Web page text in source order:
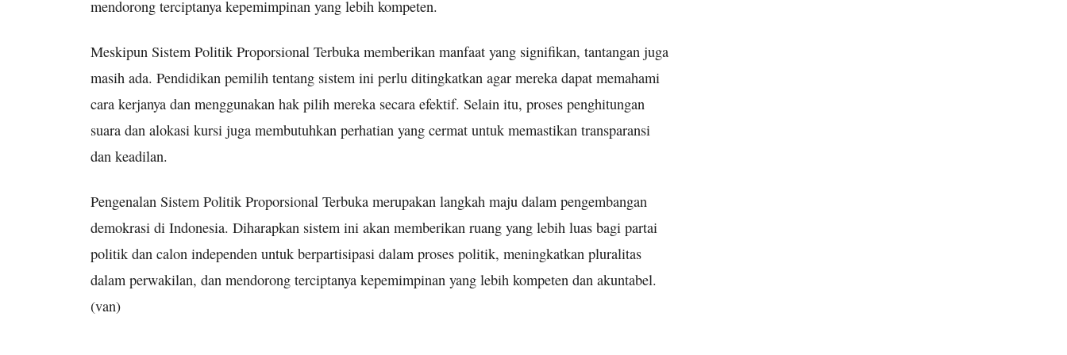
mendorong terciptanya kepemimpinan yang lebih kompeten.
Meskipun Sistem Politik Proporsional Terbuka memberikan manfaat yang signifikan, tantangan juga
masih ada. Pendidikan pemilih tentang sistem ini perlu ditingkatkan agar mereka dapat memahami
cara kerjanya dan menggunakan hak pilih mereka secara efektif. Selain itu, proses penghitungan
suara dan alokasi kursi juga membutuhkan perhatian yang cermat untuk memastikan transparansi
dan keadilan.
Pengenalan Sistem Politik Proporsional Terbuka merupakan langkah maju dalam pengembangan
demokrasi di Indonesia. Diharapkan sistem ini akan memberikan ruang yang lebih luas bagi partai
politik dan calon independen untuk berpartisipasi dalam proses politik, meningkatkan pluralitas
dalam perwakilan, dan mendorong terciptanya kepemimpinan yang lebih kompeten dan akuntabel.
(van)